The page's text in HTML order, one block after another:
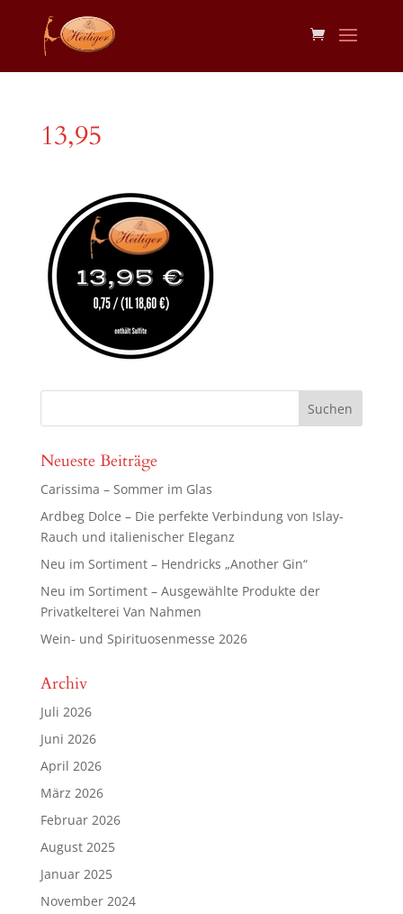
13,95
Neueste Beiträge
Carissima – Sommer im Glas
Ardbeg Dolce – Die perfekte Verbindung von Islay-
Rauch und italienischer Eleganz
Neu im Sortiment – Hendricks „Another Gin“
Neu im Sortiment – Ausgewählte Produkte der
Privatkelterei Van Nahmen
Wein- und Spirituosenmesse 2026
Archiv
Juli 2026
Juni 2026
April 2026
März 2026
Februar 2026
August 2025
Januar 2025
November 2024